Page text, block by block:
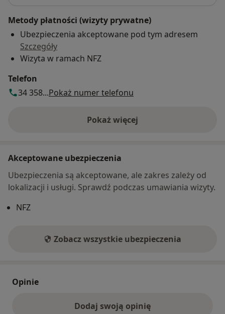
Metody płatności (wizyty prywatne)
Ubezpieczenia akceptowane pod tym adresem
Szczegóły
Wizyta w ramach NFZ
Telefon
34 358...Pokaż numer telefonu
Pokaż więcej
o adresie
Akceptowane ubezpieczenia
Ubezpieczenia są akceptowane, ale zakres zależy od
lokalizacji i usługi. Sprawdź podczas umawiania wizyty.
NFZ
Zobacz wszystkie ubezpieczenia
Opinie
Dodaj swoją opinię